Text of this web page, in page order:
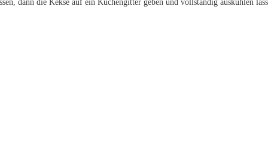
dann die Kekse auf ein Kuchengitter geben und vollständig auskühlen